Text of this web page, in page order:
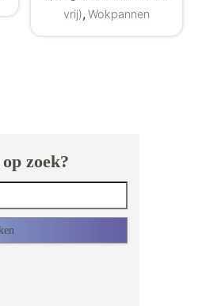
heeft meerdere variaties.
vrij), Wokpannen
zoek?